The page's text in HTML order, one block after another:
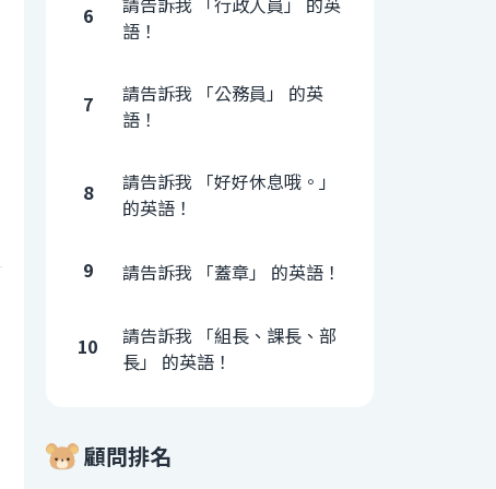
6
語！
7
請告訴我 「公務員」 的英
語！
8
請告訴我 「好好休息哦。」
的英語！
9 請告訴我 「蓋章」 的英語！
10
請告訴我 「組長、課長、部
長」 的英語！
顧問排名